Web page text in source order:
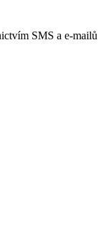
SMS a e-mailů